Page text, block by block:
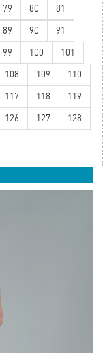
79 80 81
89 90 91
99 100 101
108 109 110
117 118 119
126 127 128